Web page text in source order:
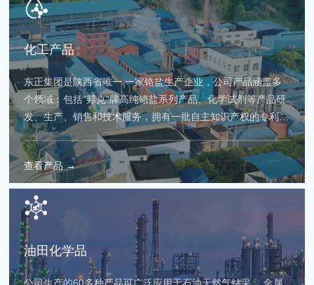
化工产品
东正集团是陕西省唯一 一家铬盐生产企业，公司产品涵盖多
个领域：包括“邦克”牌高纯铬盐系列产品、化学试剂等产品研
发、生产、销售和技术服务，拥有一批自主知识产权的专利技
术和特色产品。
查看产品 →
油田化学品